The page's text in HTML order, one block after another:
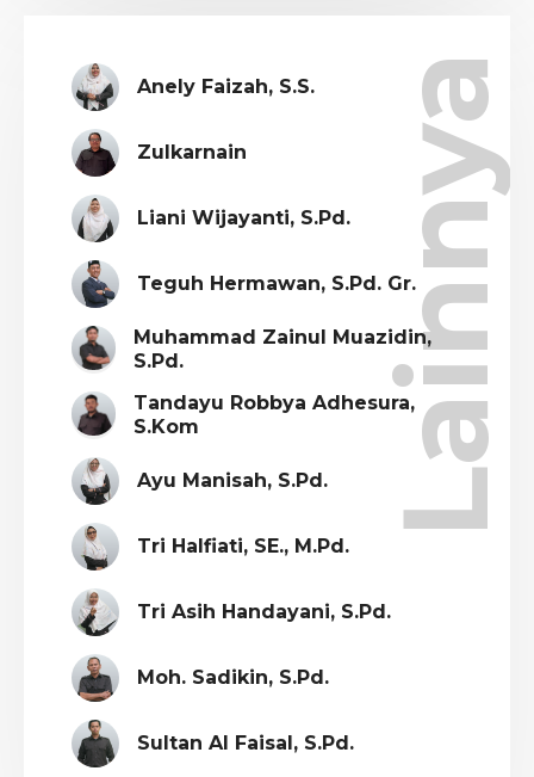
Lainnya
Anely Faizah, S.S.
Zulkarnain
Liani Wijayanti, S.Pd.
Teguh Hermawan, S.Pd. Gr.
Muhammad Zainul Muazidin,
S.Pd.
Tandayu Robbya Adhesura,
S.Kom
Ayu Manisah, S.Pd.
Tri Halfiati, SE., M.Pd.
Tri Asih Handayani, S.Pd.
Moh. Sadikin, S.Pd.
Sultan Al Faisal, S.Pd.